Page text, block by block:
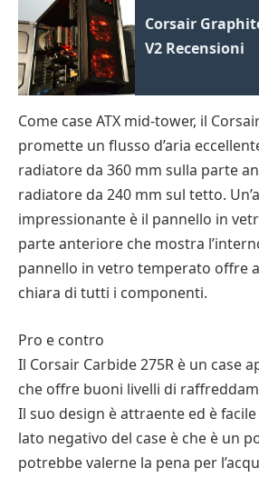
Corsair
V2 Recensioni
Come case ATX mid-tower, il
promette un flusso d’aria
radiatore da 360 mm sulla parte
radiatore da 240 mm sul tetto.
impressionante è il pannello in
parte anteriore che mostra
pannello in vetro temperato offre
chiara di tutti i componenti.
Pro e contro
Il Corsair Carbide 275R è un case
che offre buoni livelli di
Il suo design è attraente ed è
lato negativo del case è che è un
potrebbe valerne la pena per